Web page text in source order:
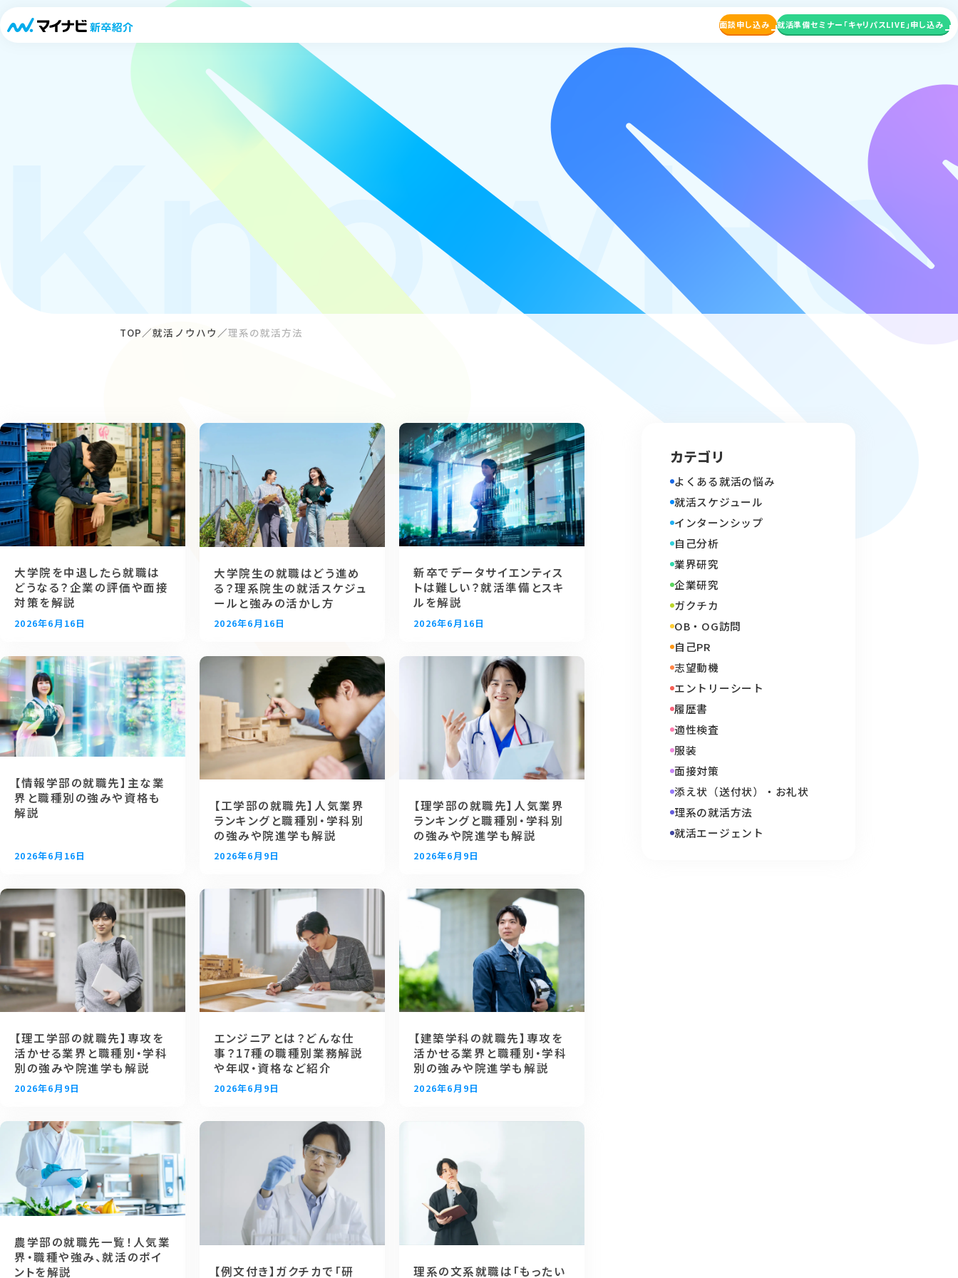
面談申し込み 就活準備セミナー 「キャリパスLIVE」申し込み
理系の就活方法
TOP 就活ノウハウ 理系の就活方法
大学院を中退したら就職は
どうなる？企業の評価や面接
対策を解説
2026年6月16日
大学院生の就職はどう進め
る？理系院生の就活スケジュ
ールと強みの活かし方
2026年6月16日
新卒でデータサイエンティス
トは難しい？就活準備とスキ
ルを解説
2026年6月16日
【情報学部の就職先】主な業
界と職種別の強みや資格も
解説
2026年6月16日
【工学部の就職先】人気業界
ランキングと職種別・学科別
の強みや院進学も解説
2026年6月9日
【理学部の就職先】人気業界
ランキングと職種別・学科別
の強みや院進学も解説
2026年6月9日
【理工学部の就職先】専攻を
活かせる業界と職種別・学科
別の強みや院進学も解説
2026年6月9日
エンジニアとは？どんな仕
事？17種の職種別業務解説
や年収・資格など紹介
2026年6月9日
【建築学科の就職先】専攻を
活かせる業界と職種別・学科
別の強みや院進学も解説
2026年6月9日
農学部の就職先一覧！人気業
界・職種や強み、就活のポイ
ントを解説
【例文付き】ガクチカで「研
理系の文系就職は「もったい
カテゴリ
よくある就活の悩み
就活スケジュール
インターンシップ
自己分析
業界研究
企業研究
ガクチカ
OB・OG訪問
自己PR
志望動機
エントリーシート
履歴書
適性検査
服装
面接対策
添え状（送付状）・お礼状
理系の就活方法
就活エージェント